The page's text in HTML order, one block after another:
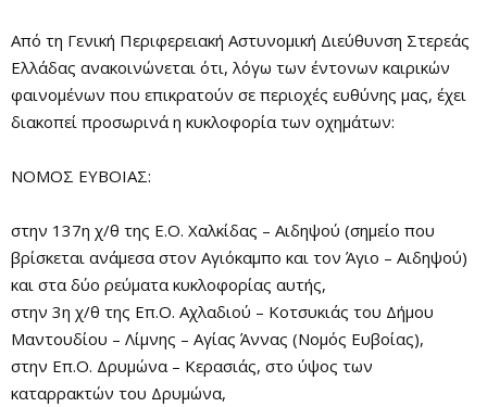
Από τη Γενική Περιφερειακή Αστυνομική Διεύθυνση Στερεάς
Ελλάδας ανακοινώνεται ότι, λόγω των έντονων καιρικών
φαινομένων που επικρατούν σε περιοχές ευθύνης μας, έχει
διακοπεί προσωρινά η κυκλοφορία των οχημάτων:
ΝΟΜΟΣ ΕΥΒΟΙΑΣ:
στην 137η χ/θ της Ε.Ο. Χαλκίδας – Αιδηψού (σημείο που
βρίσκεται ανάμεσα στον Αγιόκαμπο και τον Άγιο – Αιδηψού)
και στα δύο ρεύματα κυκλοφορίας αυτής,
στην 3η χ/θ της Επ.Ο. Αχλαδιού – Κοτσυκιάς του Δήμου
Μαντουδίου – Λίμνης – Αγίας Άννας (Νομός Ευβοίας),
στην Επ.Ο. Δρυμώνα – Κερασιάς, στο ύψος των
καταρρακτών του Δρυμώνα,